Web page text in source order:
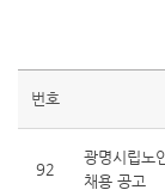
번호
92
광명시립노
채용 공고